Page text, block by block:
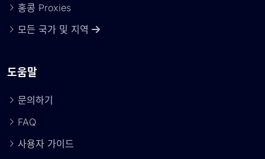
홍콩 Proxies
모든 국가 및 지역
도움말
문의하기
FAQ
사용자 가이드